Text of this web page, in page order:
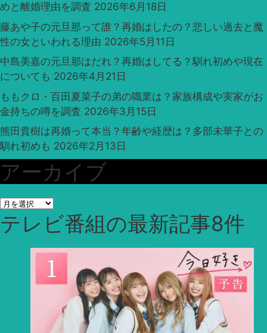
めと離婚理由を調査 2026年6月18日
藤あや子の元旦那って誰？再婚はしたの？悲しい過去と魔
性の女といわれる理由 2026年5月11日
中島美嘉の元旦那はだれ？再婚はしてる？馴れ初めや現在
についても 2026年4月21日
ももクロ・百田夏菜子の弟の職業は？家族構成や実家がお
金持ちの噂を調査 2026年3月15日
熊田貴樹は再婚って本当？年齢や経歴は？多部未華子との
馴れ初めも 2026年2月13日
アーカイブ
ア
ー
カ
テレビ番組の最新記事8件